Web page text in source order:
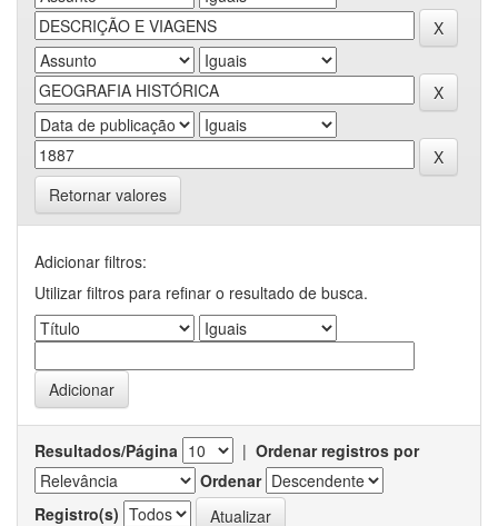
Retornar valores
Adicionar filtros:
Utilizar filtros para refinar o resultado de busca.
Resultados/Página | Ordenar registros por
Ordenar
Registro(s)